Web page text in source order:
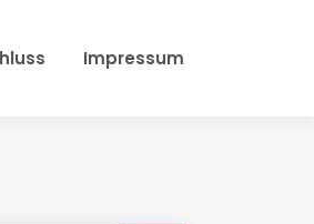
Impressum